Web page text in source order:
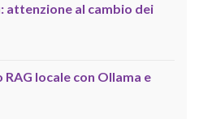
attenzione al cambio dei
locale con Ollama e